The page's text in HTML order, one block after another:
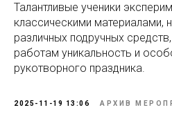
Талантливые ученики
классическими материалами,
различных подручных
работам уникальность и
рукотворного праздника.
2025-11-19 13:06 АРХИВ